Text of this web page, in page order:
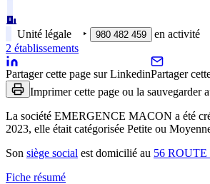
Unité légale ‣ 980 482 459
en activité
2 établissements
Partager cette page sur LinkedinPartager
Imprimer cette page ou la sauvegarder
La société EMERGENCE MACON a été
2023, elle était catégorisée Petite ou
Son siège social est domicilié au 56
Fiche résumé